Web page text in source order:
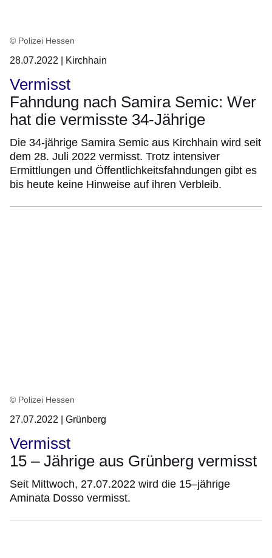
© Polizei Hessen
28.07.2022 | Kirchhain
Vermisst
Fahndung nach Samira Semic: Wer
hat die vermisste 34-Jährige
Die 34-jährige Samira Semic aus Kirchhain wird seit
dem 28. Juli 2022 vermisst. Trotz intensiver
Ermittlungen und Öffentlichkeitsfahndungen gibt es
bis heute keine Hinweise auf ihren Verbleib.
© Polizei Hessen
27.07.2022 | Grünberg
Vermisst
15 – Jährige aus Grünberg vermisst
Seit Mittwoch, 27.07.2022 wird die 15–jährige
Aminata Dosso vermisst.